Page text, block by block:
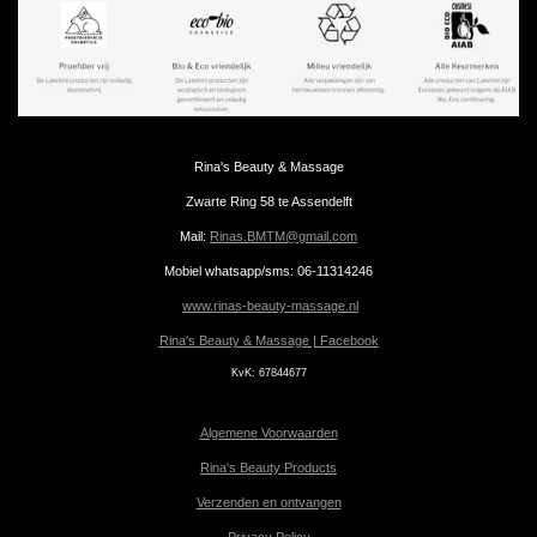
Rina's Beauty & Massage
Zwarte Ring 58 te Assendelft
Mail: Rinas.BMTM@gmail.com
Mobiel whatsapp/sms: 06-11314246
www.rinas-beauty-massage.nl
Rina's Beauty & Massage | Facebook
KvK: 67844677
Algemene Voorwaarden
Rina's Beauty Products
Verzenden en ontvangen